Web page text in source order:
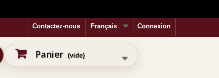
Connexion
Français
Contactez-nous
Panier (vide)